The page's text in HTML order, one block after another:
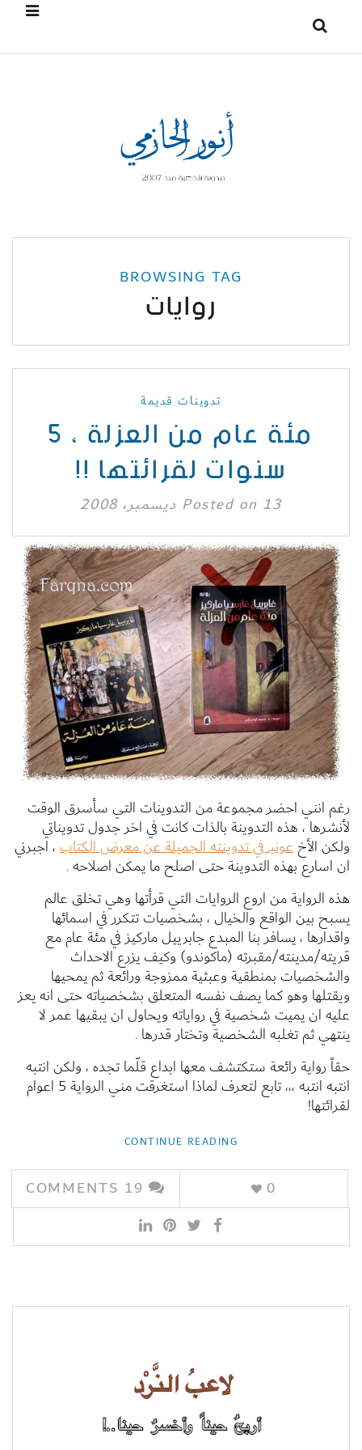
BROWSING TAG
روايات
تدوينات قديمة
مئة عام من العزلة ، 5
سنوات لقرائتها !!
Posted on 13 ديسمبر، 2008
رغم انني احضر مجموعة من التدوينات التي سأسرق الوقت
لأنشرها ، هذه التدوينة بالذات كانت في اخر جدول تدويناتي
ولكن الأخعونيـ في تدوينته الجميلة عن معرض الكتاب، اجبرني
ان اسارع بهذه التدوينة حتى اصلح ما يمكن اصلاحه .
هذه الرواية من اروع الروايات التي قرأتها وهي تخلق عالم
يسبح بين الواقع والخيال ، بشخصيات تتكرر في اسمائها
واقدارها ، يسافر بنا المبدع جابرييل ماركيز في مئة عام مع
قريته/مدينته/مقبرته (ماكوندو) وكيف يزرع الاحداث
والشخصيات بمنطقية وعبثية ممزوجة ورائعة ثم يمحيها
ويقتلها وهو كما يصف نفسه المتعلق بشخصياته حتى انه يعز
عليه ان يميت شخصية في رواياته ويحاول ان يبقيها عمر لا
ينتهي ثم تغلبه الشخصية وتختار قدرها .
حقاً رواية رائعة ستكتشف معها ابداع قلّما تجده ، ولكن انتبه
انتبه انتبه ،،، تابع لتعرف لماذا استغرقت مني الرواية 5 اعوام
لقرائتها!
CONTINUE READING
19
COMMENTS 0